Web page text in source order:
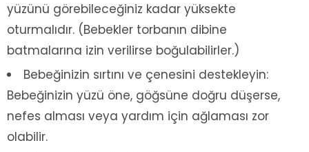
yüzünü görebileceğiniz kadar yüksekte
oturmalıdır. (Bebekler torbanın dibine
batmalarına izin verilirse boğulabilirler.)
Bebeğinizin sırtını ve çenesini destekleyin:
Bebeğinizin yüzü öne, göğsüne doğru düşerse,
nefes alması veya yardım için ağlaması zor
olabilir.